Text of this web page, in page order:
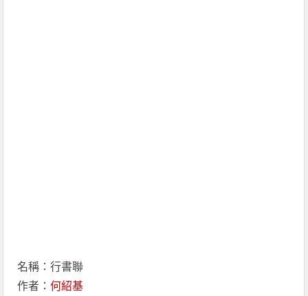
名稱：行書聯
作者：何紹基